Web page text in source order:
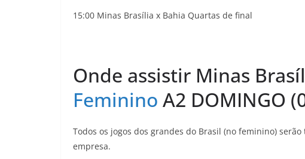
15:00 Minas Brasília x Bahia Quartas de final
Onde assistir Minas
Feminino A2 DOMINGO
Todos os jogos dos grandes do Brasil (no feminino)
empresa.